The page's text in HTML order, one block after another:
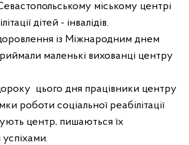
міському центрі
дітей - інвалідів.
із Міжнародним днем
маленькі вихованці центру
цього дня працівники центру
роботи соціальної реабілітації
ть центр, пишаються їх
успіхами.